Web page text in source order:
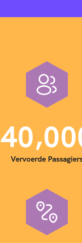
40,00
Vervoerde